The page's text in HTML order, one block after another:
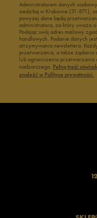
Administratorem danych
siedzibą w Krakowie (31-871),
powyżej dane będą
administratora, za który uważa
Podając swój adres mailowy
handlowych. Podanie danych
otrzymywania newslettera.
przetwarzania, a także żądania
lub ograniczenia przetwarzania
nadzorczego. Pełną treść
znaleźć w Polityce prywatności.